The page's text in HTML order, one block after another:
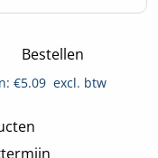
Bestellen
€5.09excl. btw